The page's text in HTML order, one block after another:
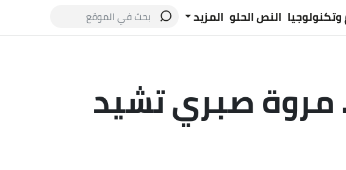
النص الحلو المزيد
مروة صبري تشيد